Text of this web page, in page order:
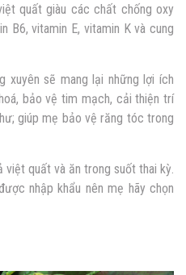
quất giàu các chất chống oxy
B6, vitamin E, vitamin K và cung
xuyên sẽ mang lại những lợi ích
bảo vệ tim mạch, cải thiện trí
giúp mẹ bảo vệ răng tóc trong
quất và ăn trong suốt thai kỳ.
nhập khẩu nên mẹ hãy chọn